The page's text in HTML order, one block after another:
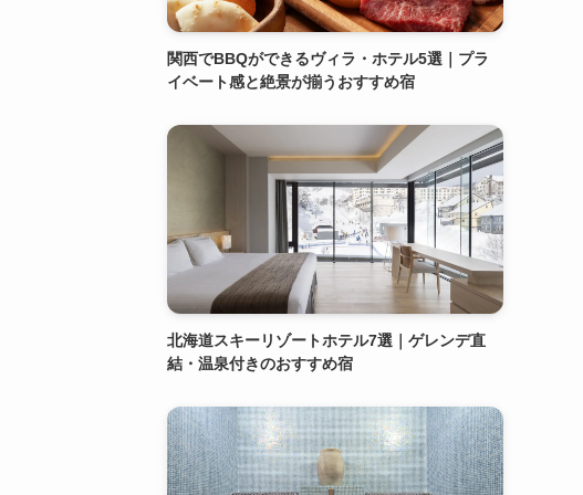
関西でBBQができるヴィラ・ホテル5選｜プラ
イベート感と絶景が揃うおすすめ宿
北海道スキーリゾートホテル7選｜ゲレンデ直
結・温泉付きのおすすめ宿